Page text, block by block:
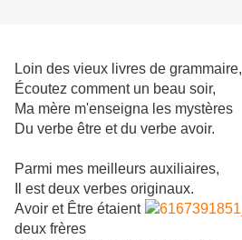
Loin des vieux livres de grammaire,
Écoutez comment un beau soir,
Ma mère m'enseigna les mystères
Du verbe être et du verbe avoir.
Parmi mes meilleurs auxiliaires,
Il est deux verbes originaux.
Avoir et Être étaient
deux frères